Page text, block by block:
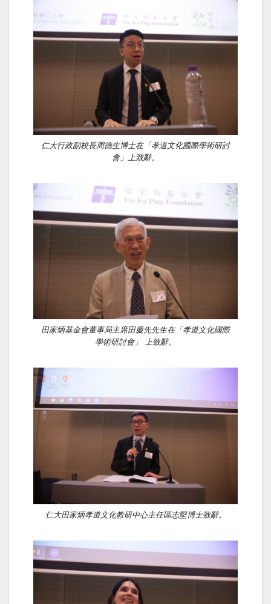
仁大行政副校長周德生博士在「孝道文化國際學術研討
會」上致辭。
田家炳基金會董事局主席田慶先先生在「孝道文化國際
學術研討會」 上致辭。
仁大田家炳孝道文化教研中心主任區志堅博士致辭。